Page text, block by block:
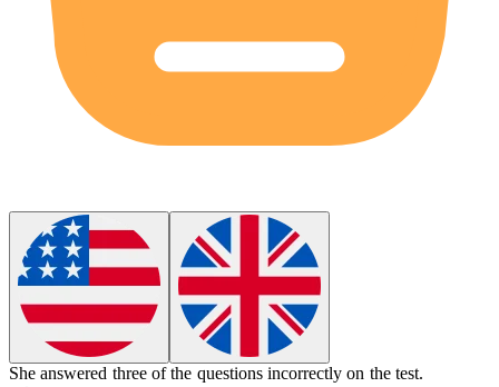
She answered three of the questions incorrectly on the test.